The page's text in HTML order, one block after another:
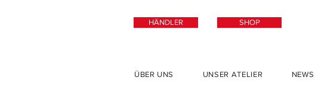
HÄNDLER SHOP
ÜBER UNS UNSER ATELIER NEWS